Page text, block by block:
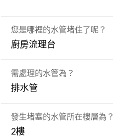
您是哪裡的水管堵住了呢？
廚房流理台
需處理的水管為？
排水管
發生堵塞的水管所在樓層為？
2樓